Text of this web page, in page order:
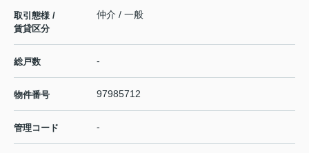
取引態様 /
賃貸区分
仲介 / 一般
総戸数 -
物件番号 97985712
管理コード -